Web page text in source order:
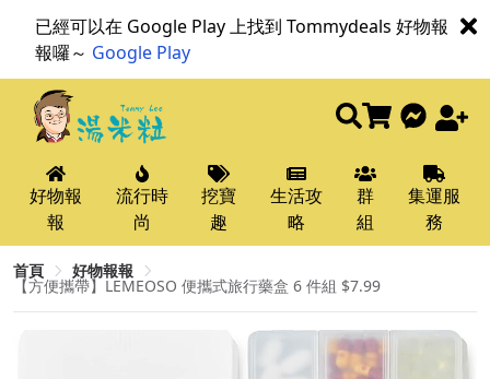
已經可以在 Google Play 上找到 Tommydeals 好物報
報囉～ Google Play
好物報
報
流行時
尚
挖寶
趣
生活攻
略
群
組
集運服
務
首頁 好物報報
【方便攜帶】LEMEOSO 便攜式旅行藥盒 6 件組 $7.99